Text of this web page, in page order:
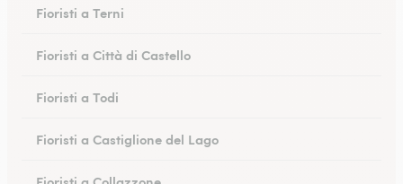
Fioristi a Terni
Fioristi a Città di Castello
Fioristi a Todi
Fioristi a Castiglione del Lago